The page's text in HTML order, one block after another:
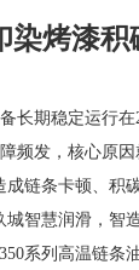
烤漆积
长期稳定运行
频发，核心原
链条卡顿、积
智慧润滑，智
系列高温链条